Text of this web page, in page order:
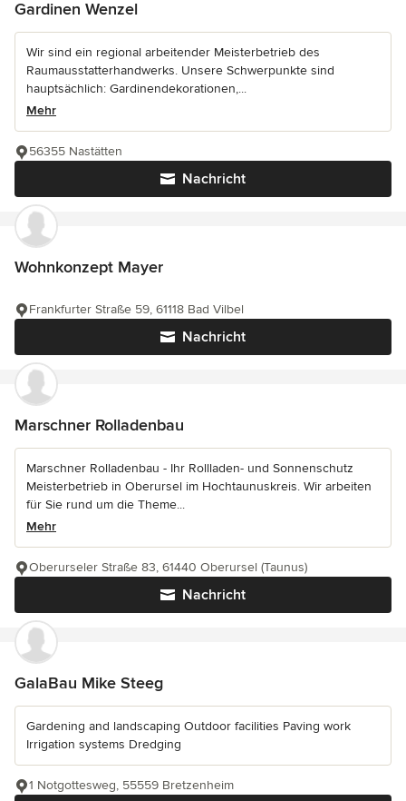
Gardinen Wenzel
Wir sind ein regional arbeitender Meisterbetrieb des
Raumausstatterhandwerks. Unsere Schwerpunkte sind
hauptsächlich: Gardinendekorationen,...
Mehr
Nachricht
56355 Nastätten
Wohnkonzept Mayer
Nachricht
Frankfurter Straße 59, 61118 Bad Vilbel
Marschner Rolladenbau
Marschner Rolladenbau - Ihr Rollladen- und Sonnenschutz
Meisterbetrieb in Oberursel im Hochtaunuskreis. Wir arbeiten
für Sie rund um die Theme...
Mehr
Nachricht
Oberurseler Straße 83, 61440 Oberursel (Taunus)
GalaBau Mike Steeg
Gardening and landscaping Outdoor facilities Paving work
Irrigation systems Dredging
1 Notgottesweg, 55559 Bretzenheim